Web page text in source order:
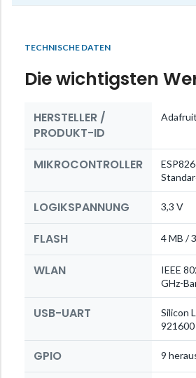
TECHNISCHE DATEN
Die wichtigsten
HERSTELLER /
PRODUKT-ID
MIKROCONTROLLER
LOGIKSPANNUNG 3,3 V
FLASH 4 MB /
WLAN
IEEE
GHz-
USB-UART
Silicon
GPIO 9